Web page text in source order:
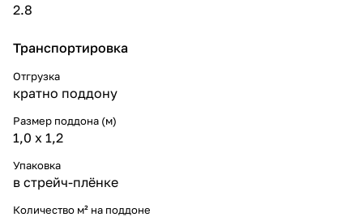
2.8
Транспортировка
Отгрузка
кратно поддону
Размер поддона (м)
1,0 х 1,2
Упаковка
в стрейч-плёнке
Количество м² на поддоне